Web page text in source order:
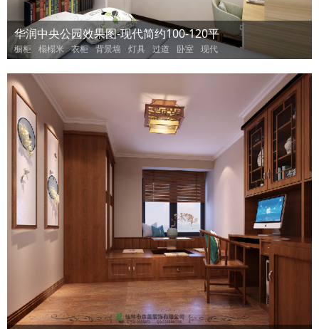
华润中央公园效果图-现代简约100-120平
橱柜 榻榻米 衣柜 背景墙 灯具 过道 卧室 现代